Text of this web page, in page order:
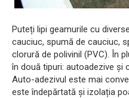
Puteți lipi geamurile cu
cauciuc, spumă de cauciuc,
clorură de polivinil (PVC). În
în două tipuri: autoadezive și
Auto-adezivul este mai
este îndepărtată și izolația